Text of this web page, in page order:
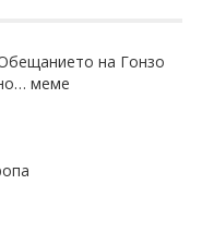
на Гонзо
меме